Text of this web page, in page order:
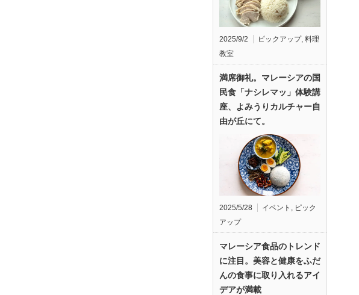
2025/9/2 ピックアップ, 料理
教室
満席御礼。マレーシアの国
民食「ナシレマッ」体験講
座、よみうりカルチャー自
由が丘にて。
2025/5/28 イベント , ピック
アップ
マレーシア食品のトレンド
に注目。美容と健康をふだ
んの食事に取り入れるアイ
デアが満載